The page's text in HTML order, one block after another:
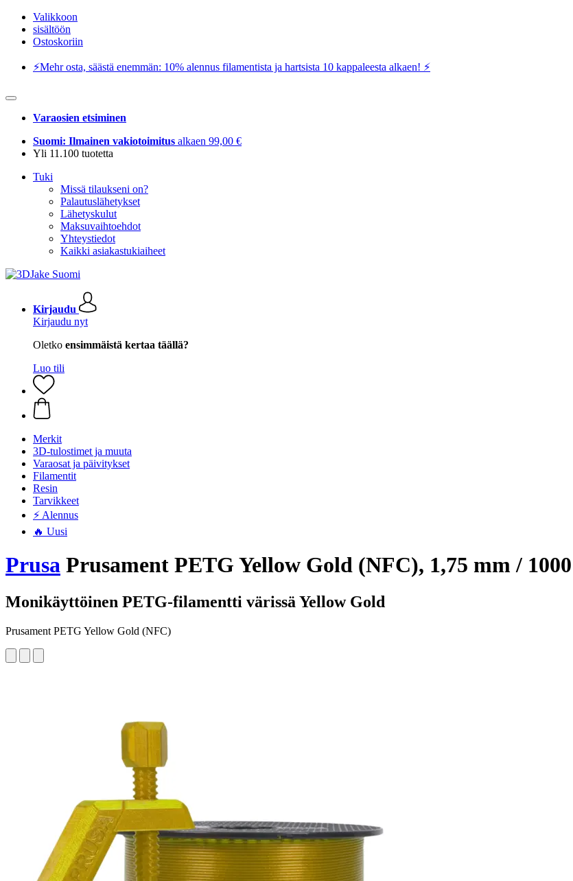
Valikkoon
sisältöön
Ostoskoriin
⚡️Mehr osta, säästä enemmän: 10% alennus filamentista ja hartsista 10 kappaleesta alkaen! ⚡️
Varaosien etsiminen
Suomi: Ilmainen vakiotoimitus alkaen 99,00 €
Yli 11.100 tuotetta
Tuki
Missä tilaukseni on?
Palautuslähetykset
Lähetyskulut
Maksuvaihtoehdot
Yhteystiedot
Kaikki asiakastukiaiheet
Kirjaudu
Kirjaudu nyt
Oletko ensimmäistä kertaa täällä?
Luo tili
Merkit
3D-tulostimet ja muuta
Varaosat ja päivitykset
Filamentit
Resin
Tarvikkeet
⚡ Alennus
🔥 Uusi
Prusa Prusament PETG Yellow Gold (NFC), 1,75 mm /
Monikäyttöinen PETG-filamentti värissä Yellow Gold
Prusament PETG Yellow Gold (NFC)